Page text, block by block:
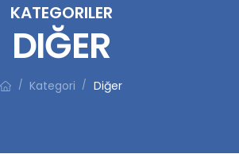
KATEGORILER
DIĞER
/ Kategori / Diğer